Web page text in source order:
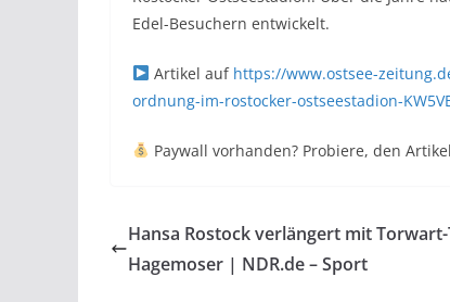
Edel-Besuchern entwickelt.
Artikel auf https://www.ostsee-
ordnung-im-rostocker-ostseestadion-
Paywall vorhanden? Probiere, den Artikel
Hansa Rostock verlängert mit
Hagemoser | NDR.de – Sport